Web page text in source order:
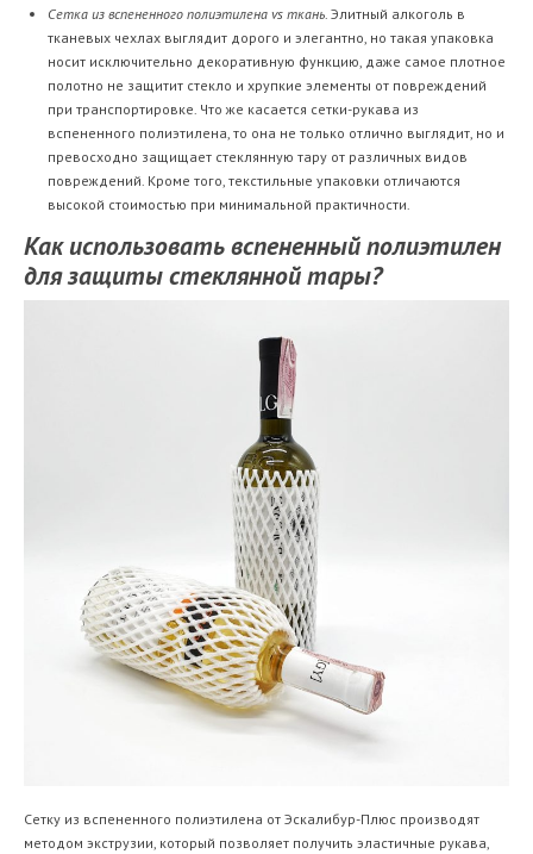
Сетка из вспененного полиэтилена vs ткань. Элитный алкоголь в
тканевых чехлах выглядит дорого и элегантно, но такая упаковка
носит исключительно декоративную функцию, даже самое плотное
полотно не защитит стекло и хрупкие элементы от повреждений
при транспортировке. Что же касается сетки-рукава из
вспененного полиэтилена, то она не только отлично выглядит, но и
превосходно защищает стеклянную тару от различных видов
повреждений. Кроме того, текстильные упаковки отличаются
высокой стоимостью при минимальной практичности.
Как использовать вспененный полиэтилен
для защиты стеклянной тары?
Сетку из вспененного полиэтилена от Эскалибур-Плюс производят
методом экструзии, который позволяет получить эластичные рукава,